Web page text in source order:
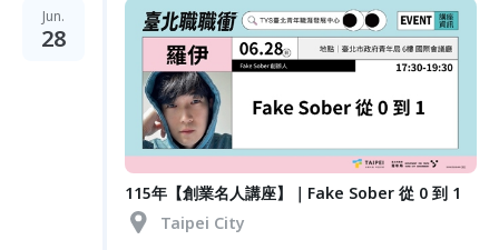
Jun.
28
115年【創業名人講座】｜Fake Sober 從 0 到 1
Taipei City